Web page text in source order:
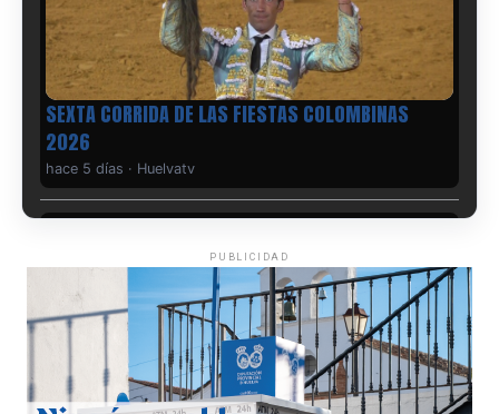
6º DÍA DE LAS FIESTAS COLOMBINAS 2026
hace 5 días
QUINTA CORRIDA DE LAS FIESTAS COLOMBINAS
PUBLICIDAD